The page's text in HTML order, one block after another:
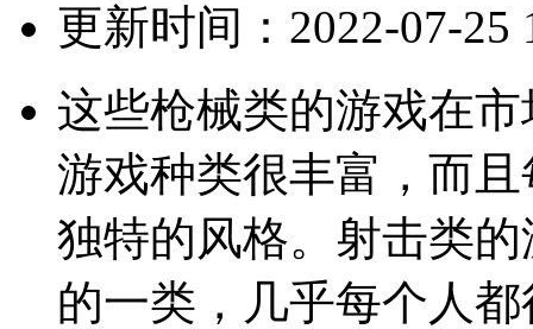
更新时间：2022-07-25
这些枪械类的游戏在
游戏种类很丰富，而
独特的风格。射击类
的一类，几乎每个人